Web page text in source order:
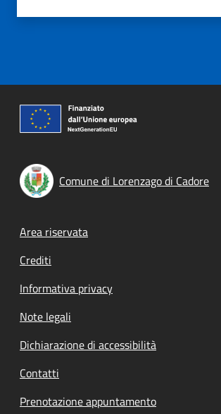
Comune di Lorenzago di Cadore
Footer menu
Area riservata
Crediti
Informativa privacy
Note legali
Dichiarazione di accessibilità
Contatti
Prenotazione appuntamento